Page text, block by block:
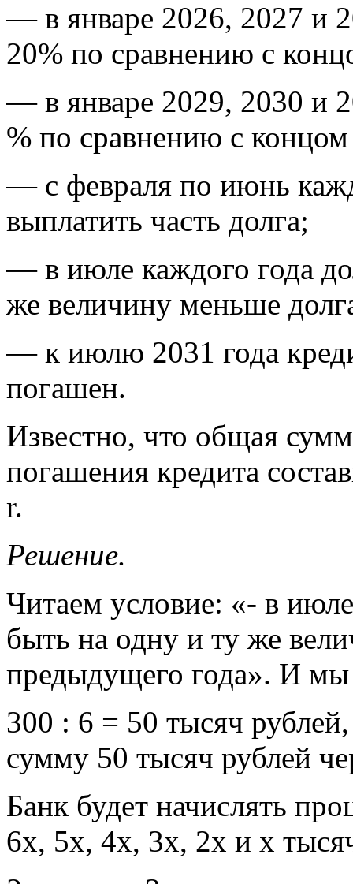
— в январе 2026, 2027 и
20% по сравнению с
— в январе 2029, 2030 и
% по сравнению с
— с февраля по июнь
выплатить часть долга;
— в июле каждого года
же величину меньше
— к июлю 2031 года
погашен.
Известно, что общая
погашения кредита
r.
Решение.
Читаем условие: «- в
быть на одну и ту же
предыдущего года». И мы
300 : 6 = 50 тысяч
сумму 50 тысяч рублей
Банк будет начислять
6х, 5х, 4х, 3х, 2х и х